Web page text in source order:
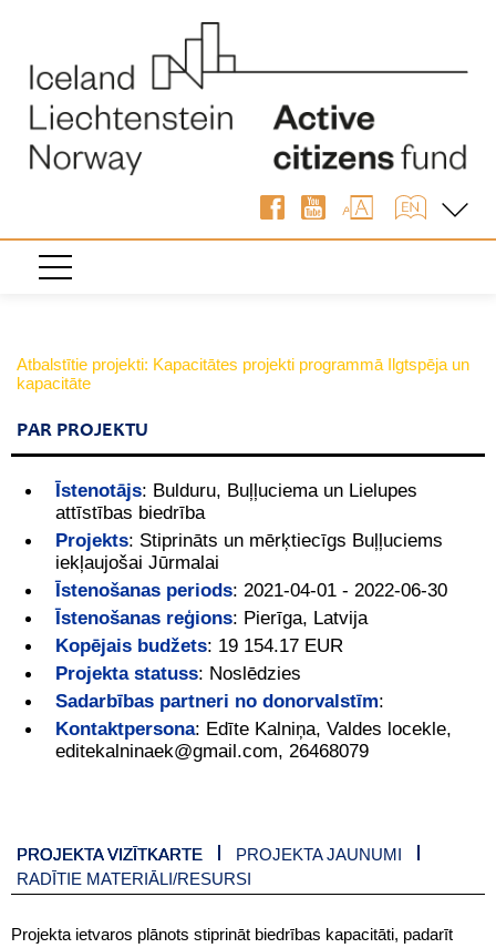
Atbalstītie projekti: Kapacitātes projekti programmā Ilgtspēja un
kapacitāte
PAR PROJEKTU
Īstenotājs: Bulduru, Buļļuciema un Lielupes
attīstības biedrība
Projekts: Stiprināts un mērķtiecīgs Buļļuciems
iekļaujošai Jūrmalai
Īstenošanas periods: 2021-04-01 - 2022-06-30
Īstenošanas reģions: Pierīga, Latvija
Kopējais budžets: 19 154.17 EUR
Projekta statuss: Noslēdzies
Sadarbības partneri no donorvalstīm:
Kontaktpersona: Edīte Kalniņa, Valdes locekle,
editekalninaek@gmail.com, 26468079
PROJEKTA VIZĪTKARTE
PROJEKTA JAUNUMI
RADĪTIE MATERIĀLI/RESURSI
Projekta ietvaros plānots stiprināt biedrības kapacitāti, padarīt